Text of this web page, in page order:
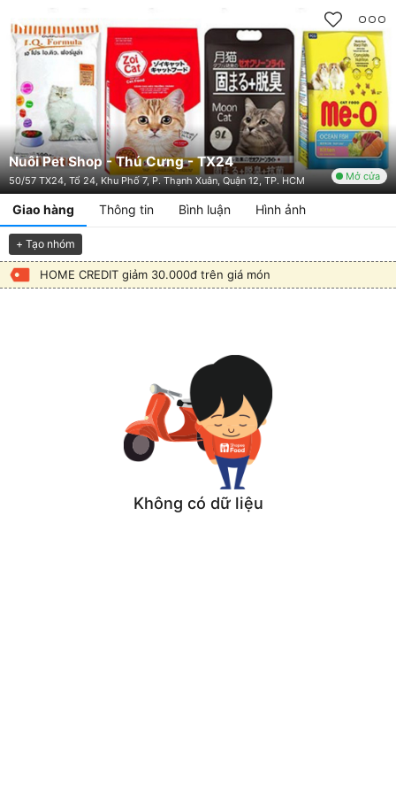
Nuôi Pet Shop - Thú Cưng - TX24
50/57 TX24, Tổ 24, Khu Phố 7, P. Thạnh Xuân, Quận 12, TP. HCM Mở cửa
Giao hàng Thông tin Bình luận Hình ảnh
+ Tạo nhóm
HOME CREDIT giảm 30.000đ trên giá món
Không có dữ liệu